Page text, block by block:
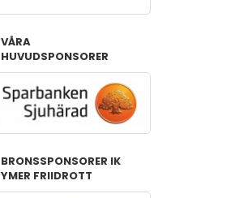
VÅRA
HUVUDSPONSORER
BRONSSPONSORER IK
YMER FRIIDROTT